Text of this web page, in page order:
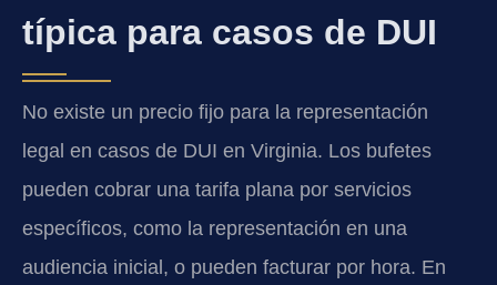
típica para casos de DUI
No existe un precio fijo para la representación
legal en casos de DUI en Virginia. Los bufetes
pueden cobrar una tarifa plana por servicios
específicos, como la representación en una
audiencia inicial, o pueden facturar por hora. En